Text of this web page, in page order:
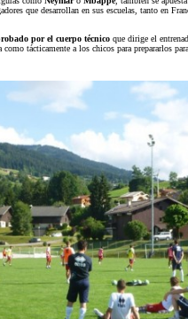
que desarrollan en sus escuelas, tanto en
por el cuerpo técnico que dirige el
como tácticamente a los chicos para prepararlos